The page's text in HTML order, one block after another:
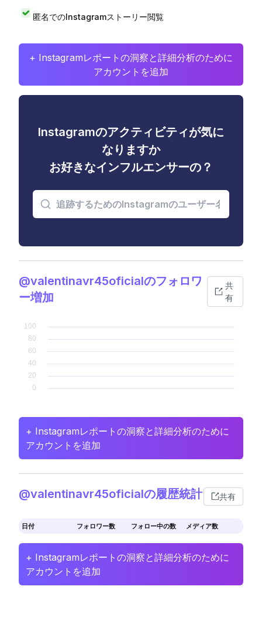
匿名でのInstagramストーリー閲覧
+ Instagramレポートの洞察と詳細分析のために
アカウントを追加
Instagramのアクティビティが気に
なりますか
お好きなインフルエンサーの？
@valentinavr45oficialのフォロワ
ー増加
共
有
+ Instagramレポートの洞察と詳細分析のために
アカウントを追加
@valentinavr45oficialの履歴統計 共有
日付 フォロワー数 フォロー中の数 メディア数
+ Instagramレポートの洞察と詳細分析のために
アカウントを追加